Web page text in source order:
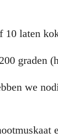
10 laten
graden
we